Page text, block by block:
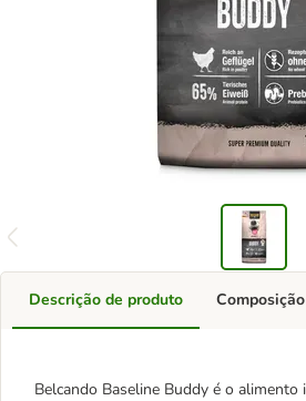
Descrição de produto
Belcando Baseline Buddy é o
Composição